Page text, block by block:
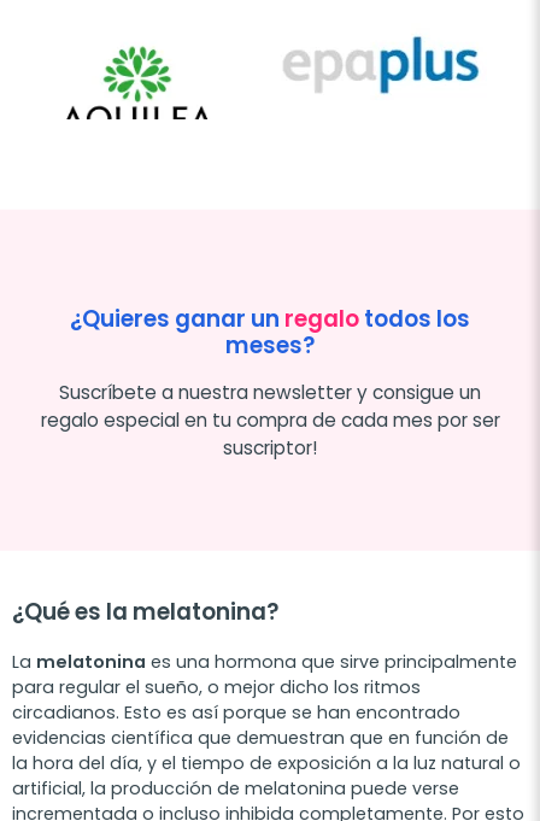
¿Quieres ganar un regalotodos los
meses?
Suscríbete a nuestra newsletter y consigue un
regalo especial en tu compra de cada mes por ser
suscriptor!
¿Qué es la melatonina?
La melatonina es una hormona que sirve principalmente
para regular el sueño, o mejor dicho los ritmos
circadianos. Esto es así porque se han encontrado
evidencias científica que demuestran que en función de
la hora del día, y el tiempo de exposición a la luz natural o
artificial, la producción de melatonina puede verse
incrementada o incluso inhibida completamente. Por esto